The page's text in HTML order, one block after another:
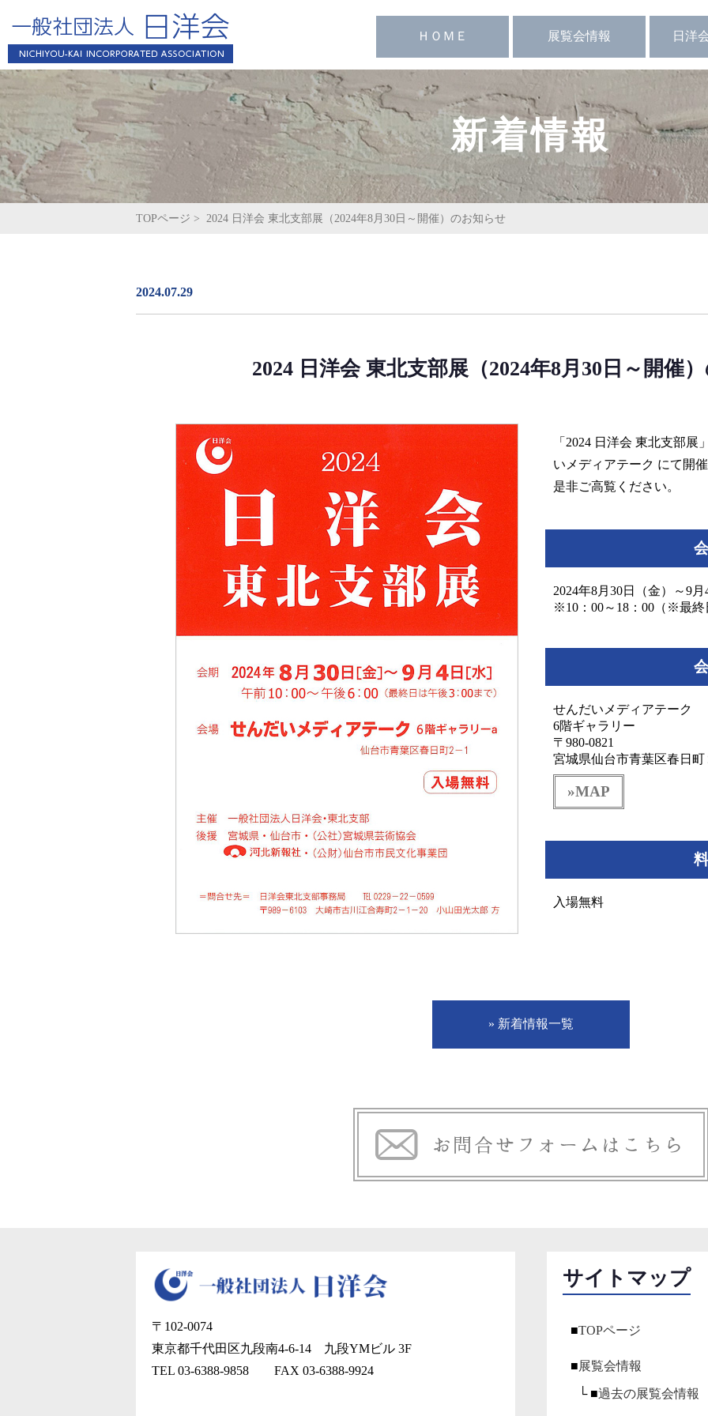
ＨＯＭＥ 展覧会情報
最新の日洋展 過去の日洋展情報
日洋
日洋会とは 役員・会員名簿 日洋会史
新着情報一覧 事務局より 日洋展関連
新着情報
TOPページ > 2024 日洋会 東北支部展（2024年8月30日～開催）のお知らせ
2024.07.29
2024 日洋会 東北支部展（2024年8月30日～開催
「2024 日洋会 東北支部
いメディアテーク にて開催
是非ご高覧ください。
2024年8月30日（金）～9月
※10：00～18：00（※最終
せんだいメディアテーク
6階ギャラリー
〒980-0821
宮城県仙台市青葉区春日町
»MAP
入場無料
» 新着情報一覧
〒102-0074
東京都千代田区九段南4-6-14 九段YMビル 3F
TEL 03-6388-9858 FAX 03-6388-9924
サイトマップ
■TOPページ
■展覧会情報
└ ■過去の展覧会情報